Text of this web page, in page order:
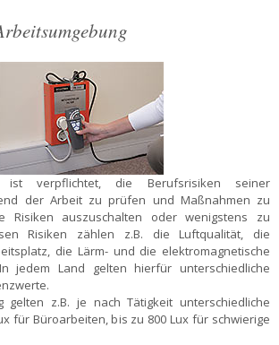
ist verpflichtet, die Berufsrisiken seiner
der Arbeit zu prüfen und Maßnahmen zu
Risiken auszuschalten oder wenigstens zu
Risiken zählen z.B. die Luftqualität, die
die Lärm- und die elektromagnetische
jedem Land gelten hierfür unterschiedliche
gelten z.B. je nach Tätigkeit unterschiedliche
für Büroarbeiten, bis zu 800 Lux für schwierige